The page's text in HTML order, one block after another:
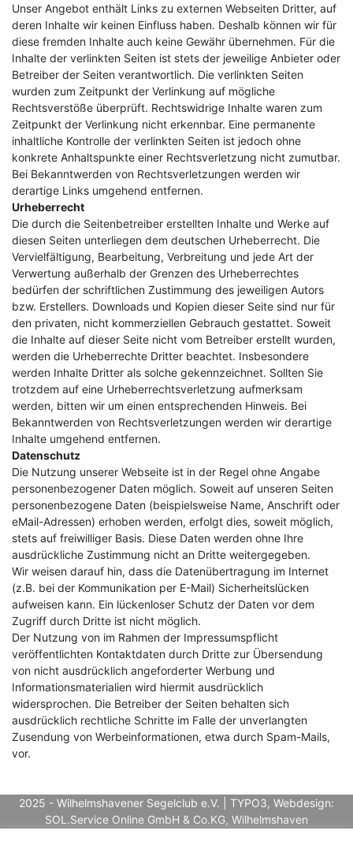
Unser Angebot enthält Links zu externen Webseiten Dritter, auf
deren Inhalte wir keinen Einfluss haben. Deshalb können wir für
diese fremden Inhalte auch keine Gewähr übernehmen. Für die
Inhalte der verlinkten Seiten ist stets der jeweilige Anbieter oder
Betreiber der Seiten verantwortlich. Die verlinkten Seiten
wurden zum Zeitpunkt der Verlinkung auf mögliche
Rechtsverstöße überprüft. Rechtswidrige Inhalte waren zum
Zeitpunkt der Verlinkung nicht erkennbar. Eine permanente
inhaltliche Kontrolle der verlinkten Seiten ist jedoch ohne
konkrete Anhaltspunkte einer Rechtsverletzung nicht zumutbar.
Bei Bekanntwerden von Rechtsverletzungen werden wir
derartige Links umgehend entfernen.
Urheberrecht
Die durch die Seitenbetreiber erstellten Inhalte und Werke auf
diesen Seiten unterliegen dem deutschen Urheberrecht. Die
Vervielfältigung, Bearbeitung, Verbreitung und jede Art der
Verwertung außerhalb der Grenzen des Urheberrechtes
bedürfen der schriftlichen Zustimmung des jeweiligen Autors
bzw. Erstellers. Downloads und Kopien dieser Seite sind nur für
den privaten, nicht kommerziellen Gebrauch gestattet. Soweit
die Inhalte auf dieser Seite nicht vom Betreiber erstellt wurden,
werden die Urheberrechte Dritter beachtet. Insbesondere
werden Inhalte Dritter als solche gekennzeichnet. Sollten Sie
trotzdem auf eine Urheberrechtsverletzung aufmerksam
werden, bitten wir um einen entsprechenden Hinweis. Bei
Bekanntwerden von Rechtsverletzungen werden wir derartige
Inhalte umgehend entfernen.
Datenschutz
Die Nutzung unserer Webseite ist in der Regel ohne Angabe
personenbezogener Daten möglich. Soweit auf unseren Seiten
personenbezogene Daten (beispielsweise Name, Anschrift oder
eMail-Adressen) erhoben werden, erfolgt dies, soweit möglich,
stets auf freiwilliger Basis. Diese Daten werden ohne Ihre
ausdrückliche Zustimmung nicht an Dritte weitergegeben.
Wir weisen darauf hin, dass die Datenübertragung im Internet
(z.B. bei der Kommunikation per E-Mail) Sicherheitslücken
aufweisen kann. Ein lückenloser Schutz der Daten vor dem
Zugriff durch Dritte ist nicht möglich.
Der Nutzung von im Rahmen der Impressumspflicht
veröffentlichten Kontaktdaten durch Dritte zur Übersendung
von nicht ausdrücklich angeforderter Werbung und
Informationsmaterialien wird hiermit ausdrücklich
widersprochen. Die Betreiber der Seiten behalten sich
ausdrücklich rechtliche Schritte im Falle der unverlangten
Zusendung von Werbeinformationen, etwa durch Spam-Mails,
vor.
2025 - Wilhelmshavener Segelclub e.V. | TYPO3, Webdesign:
SOL.Service Online GmbH & Co.KG, Wilhelmshaven